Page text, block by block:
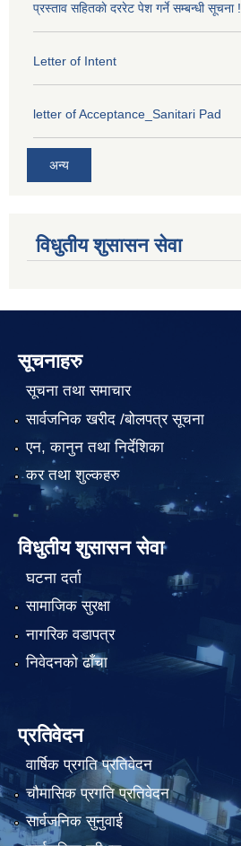
प्रस्ताव सहितकाे दररेट पेश गर्ने सम्बन्धी सूचना !
Letter of Intent
letter of Acceptance_Sanitari Pad
अन्य
विधुतीय शुसासन सेवा
सूचनाहरु
सूचना तथा समाचार
सार्वजनिक खरीद /बोलपत्र सूचना
एन, कानुन तथा निर्देशिका
कर तथा शुल्कहरु
विधुतीय शुसासन सेवा
घटना दर्ता
सामाजिक सुरक्षा
नागरिक वडापत्र
निवेदनको ढाँचा
प्रतिवेदन
वार्षिक प्रगति प्रतिवेदन
चौमासिक प्रगति प्रतिवेदन
सार्वजनिक सुनुवाई